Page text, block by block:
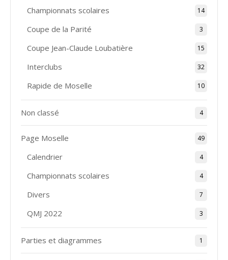
Championnats scolaires 14
Coupe de la Parité 3
Coupe Jean-Claude Loubatière 15
Interclubs 32
Rapide de Moselle 10
Non classé 4
Page Moselle 49
Calendrier 4
Championnats scolaires 4
Divers 7
QMJ 2022 3
Parties et diagrammes 1